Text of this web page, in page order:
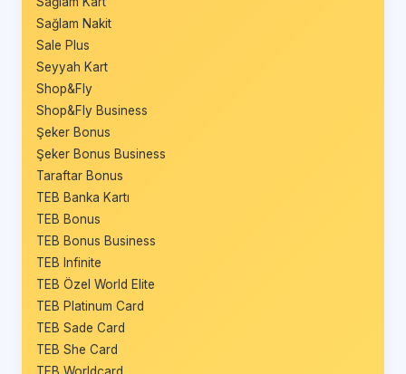
Sağlam Nakit
Sale Plus
Seyyah Kart
Shop&Fly
Shop&Fly Business
Şeker Bonus
Şeker Bonus Business
Taraftar Bonus
TEB Banka Kartı
TEB Bonus
TEB Bonus Business
TEB Infinite
TEB Özel World Elite
TEB Platinum Card
TEB Sade Card
TEB She Card